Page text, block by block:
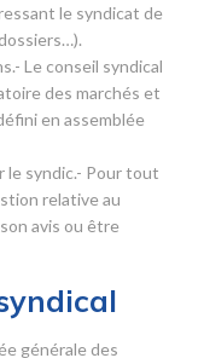
le syndicat de
Le conseil syndical
des marchés et
en assemblée
le syndic.- Pour tout
relative au
avis ou être
générale des